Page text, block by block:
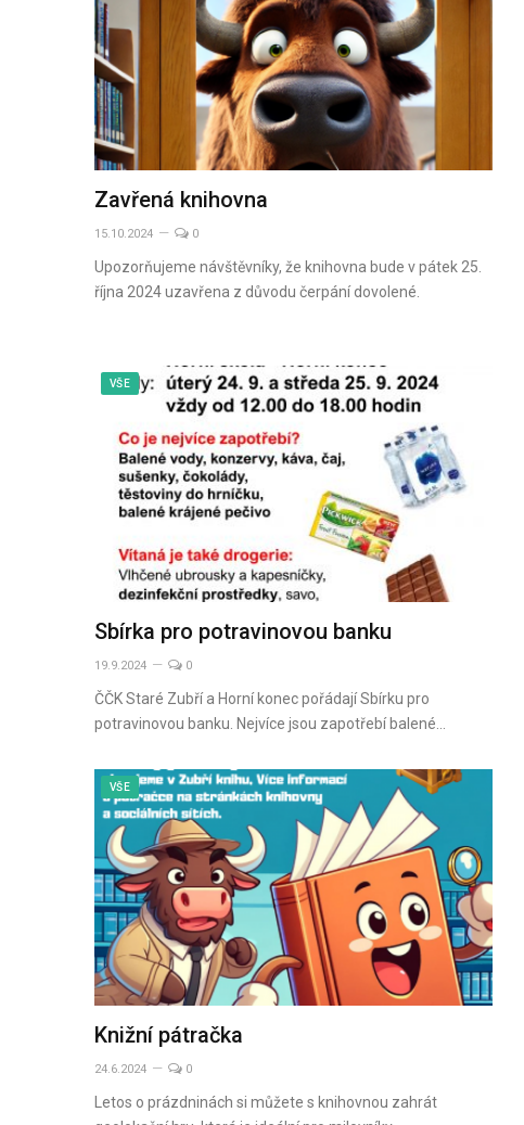
Zavřená knihovna
15.10.2024 0
Upozorňujeme návštěvníky, že knihovna bude v pátek 25.
října 2024 uzavřena z důvodu čerpání dovolené.
VŠE
Sbírka pro potravinovou banku
19.9.2024 0
ČČK Staré Zubří a Horní konec pořádají Sbírku pro
potravinovou banku. Nejvíce jsou zapotřebí balené…
VŠE
Knižní pátračka
24.6.2024 0
Letos o prázdninách si můžete s knihovnou zahrát